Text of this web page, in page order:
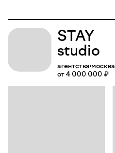
STAY
studio
агентства москва
от 4 000 000 ₽